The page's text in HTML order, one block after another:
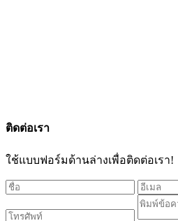
ติดต่อเรา
ใช้แบบฟอร์มด้านล่างเพื่อติดต่อเรา!